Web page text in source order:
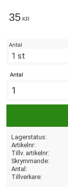
35 KR
Antal
Antal
Lagerstatus
Artikelnr
Tillv. artikelnr
Skrymmande
Antal
Tillverkare